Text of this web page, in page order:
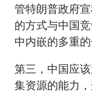
管特朗普政府宣
的方式与中国
中内嵌的多重的
第三，中国应
集资源的能力